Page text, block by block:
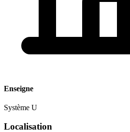
Enseigne
Système U
Localisation